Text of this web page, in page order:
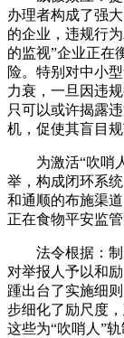
办理者构成了强
的企业，违规行
的监视”企业正在
险。特别对中小
力衰，一旦因违
只可以或许揭露
机，促使其盲目规
为激活“吹哨人
举，构成闭环系
和通顺的布施渠
正在食物平安监管
法令根据：制
对举报人予以和
踵出台了实施细
步细化了励尺度
这些为“吹哨人”